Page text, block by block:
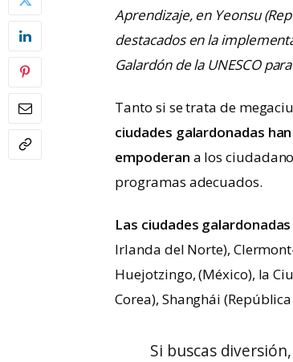
Aprendizaje, en Yeonsu
destacados en la
Galardón de la UNESCO
Tanto si se trata de
ciudades galardonadas
empoderan a los
programas adecuados.
Las ciudades
Irlanda del Norte),
Huejotzingo, (México), la
Corea), Shanghái
Si buscas